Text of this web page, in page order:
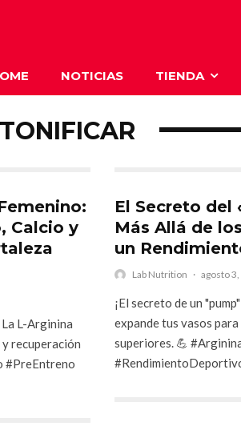
NOTICIAS TIENDA
Calcio y
L-Arginina
recuperación
#PreEntreno
El Secreto del
Más Allá de
un
Lab Nutrition · agosto
¡El secreto de un
expande tus vasos
superiores. 💪